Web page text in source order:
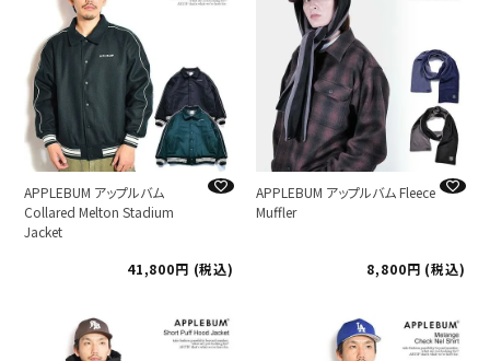
APPLEBUM アップルバム
Collared Melton Stadium
Jacket
41,800
税込
APPLEBUM アップルバム Fleece
Muffler
8,800 税込